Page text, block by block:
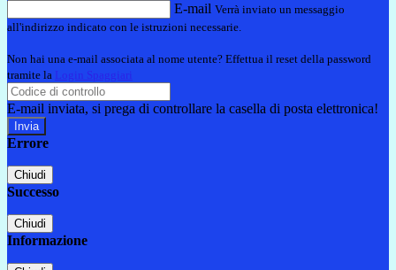
E-mail Verrà inviato un messaggio
all'indirizzo indicato con le istruzioni necessarie.
Non hai una e-mail associata al nome utente? Effettua il reset della password
tramite la Login Spaggiari
E-mail inviata, si prega di controllare la casella di posta elettronica!
Errore
Chiudi
Successo
Chiudi
Informazione